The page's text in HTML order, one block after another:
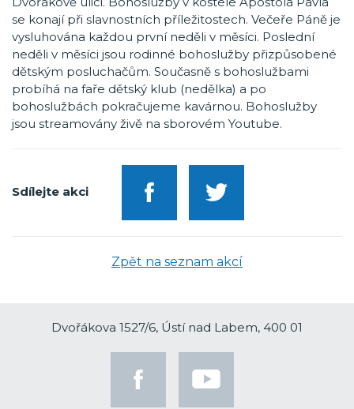
se konají při slavnostních příležitostech. Večeře Páně je
vysluhována každou první neděli v měsíci. Poslední
neděli v měsíci jsou rodinné bohoslužby přizpůsobené
dětským posluchačům. Současně s bohoslužbami
probíhá na faře dětský klub (nedělka) a po
bohoslužbách pokračujeme kavárnou. Bohoslužby
jsou streamovány živě na sborovém Youtube.
Sdílejte akci
Zpět na seznam akcí
Dvořákova 1527/6, Ústí nad Labem, 400 01